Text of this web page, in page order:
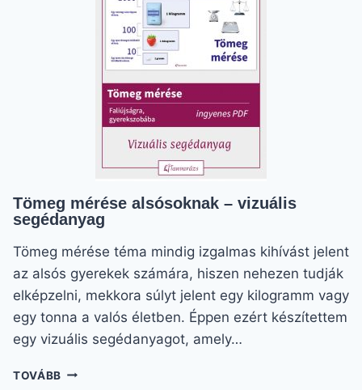
Tömeg mérése alsósoknak – vizuális
segédanyag
Tömeg mérése téma mindig izgalmas kihívást jelent
az alsós gyerekek számára, hiszen nehezen tudják
elképzelni, mekkora súlyt jelent egy kilogramm vagy
egy tonna a valós életben. Éppen ezért készítettem
egy vizuális segédanyagot, amely…
TOVÁBB TÖMEG